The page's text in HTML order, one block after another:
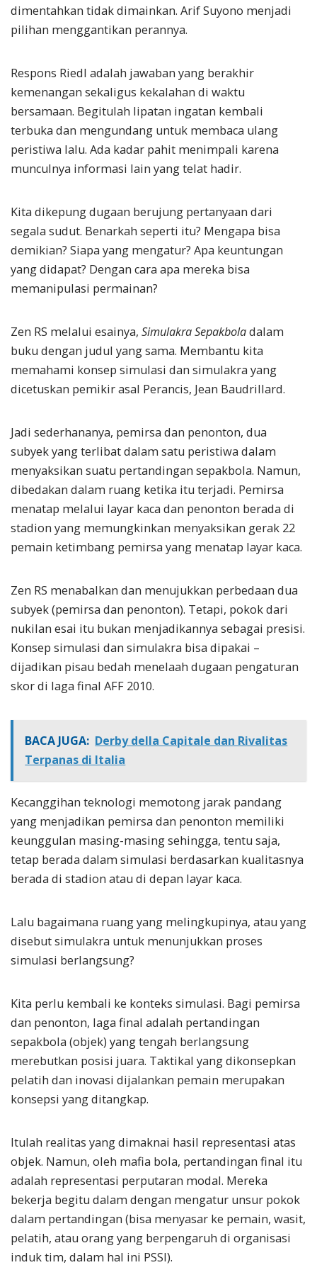
dimentahkan tidak dimainkan. Arif Suyono menjadi
pilihan menggantikan perannya.
Respons Riedl adalah jawaban yang berakhir
kemenangan sekaligus kekalahan di waktu
bersamaan. Begitulah lipatan ingatan kembali
terbuka dan mengundang untuk membaca ulang
peristiwa lalu. Ada kadar pahit menimpali karena
munculnya informasi lain yang telat hadir.
Kita dikepung dugaan berujung pertanyaan dari
segala sudut. Benarkah seperti itu? Mengapa bisa
demikian? Siapa yang mengatur? Apa keuntungan
yang didapat? Dengan cara apa mereka bisa
memanipulasi permainan?
Zen RS melalui esainya, Simulakra Sepakboladalam
buku dengan judul yang sama. Membantu kita
memahami konsep simulasi dan simulakra yang
dicetuskan pemikir asal Perancis, Jean Baudrillard.
Jadi sederhananya, pemirsa dan penonton, dua
subyek yang terlibat dalam satu peristiwa dalam
menyaksikan suatu pertandingan sepakbola. Namun,
dibedakan dalam ruang ketika itu terjadi. Pemirsa
menatap melalui layar kaca dan penonton berada di
stadion yang memungkinkan menyaksikan gerak 22
pemain ketimbang pemirsa yang menatap layar kaca.
Zen RS menabalkan dan menujukkan perbedaan dua
subyek (pemirsa dan penonton). Tetapi, pokok dari
nukilan esai itu bukan menjadikannya sebagai presisi.
Konsep simulasi dan simulakra bisa dipakai –
dijadikan pisau bedah menelaah dugaan pengaturan
skor di laga final AFF 2010.
BACA JUGA: Derby della Capitale dan Rivalitas
Terpanas di Italia
Kecanggihan teknologi memotong jarak pandang
yang menjadikan pemirsa dan penonton memiliki
keunggulan masing-masing sehingga, tentu saja,
tetap berada dalam simulasi berdasarkan kualitasnya
berada di stadion atau di depan layar kaca.
Lalu bagaimana ruang yang melingkupinya, atau yang
disebut simulakra untuk menunjukkan proses
simulasi berlangsung?
Kita perlu kembali ke konteks simulasi. Bagi pemirsa
dan penonton, laga final adalah pertandingan
sepakbola (objek) yang tengah berlangsung
merebutkan posisi juara. Taktikal yang dikonsepkan
pelatih dan inovasi dijalankan pemain merupakan
konsepsi yang ditangkap.
Itulah realitas yang dimaknai hasil representasi atas
objek. Namun, oleh mafia bola, pertandingan final itu
adalah representasi perputaran modal. Mereka
bekerja begitu dalam dengan mengatur unsur pokok
dalam pertandingan (bisa menyasar ke pemain, wasit,
pelatih, atau orang yang berpengaruh di organisasi
induk tim, dalam hal ini PSSI).